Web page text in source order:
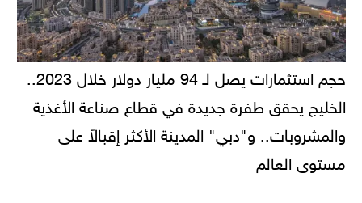
الخليج يحقق طفرة جديدة في قطاع صناعة الأغذية
والمشروبات.. و"دبي" المدينة الأكثر إقبالاً على
مستوى العالم